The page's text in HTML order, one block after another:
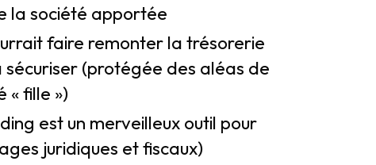
la société apportée
faire remonter la trésorerie
(protégée des aléas de
« fille »)
est un merveilleux outil pour
juridiques et fiscaux)